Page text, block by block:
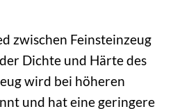
zwischen Feinsteinzeug
Dichte und Härte des
wird bei höheren
und hat eine geringere